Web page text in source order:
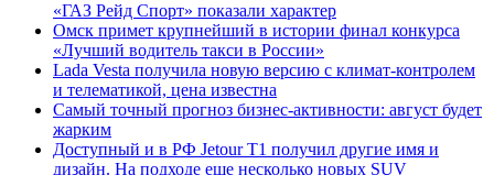
«ГАЗ Рейд Спорт» показали характер
Омск примет крупнейший в истории финал конкурса
«Лучший водитель такси в России»
Lada Vesta получила новую версию с климат-контролем
и телематикой, цена известна
Самый точный прогноз бизнес-активности: август будет
жарким
Доступный и в РФ Jetour T1 получил другие имя и
дизайн. На подходе еще несколько новых SUV